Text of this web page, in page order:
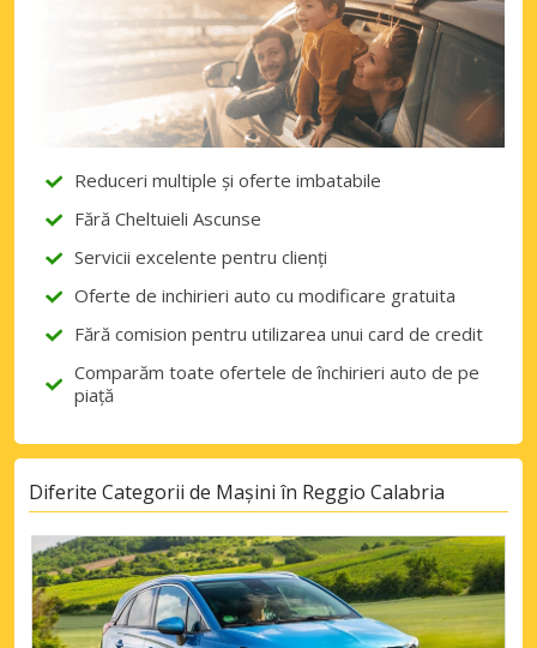
Reduceri multiple și oferte imbatabile
Fără Cheltuieli Ascunse
Servicii excelente pentru clienți
Oferte de inchirieri auto cu modificare gratuita
Fără comision pentru utilizarea unui card de credit
Comparăm toate ofertele de închirieri auto de pe
piață
Diferite Categorii de Mașini în Reggio Calabria